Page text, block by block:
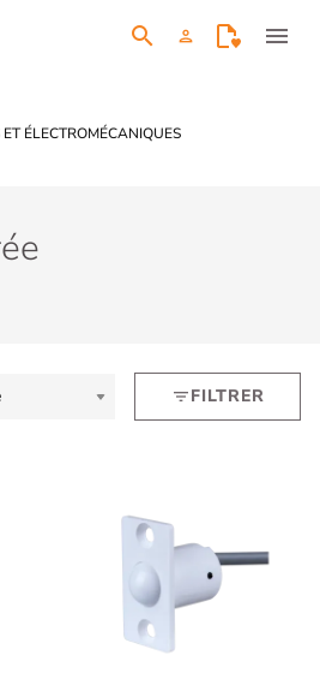
search person menu
ÉLECTROMÉCANIQUES
filter_listFILTRER